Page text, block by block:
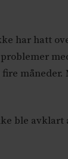
har hatt
måneder.
ble avklart